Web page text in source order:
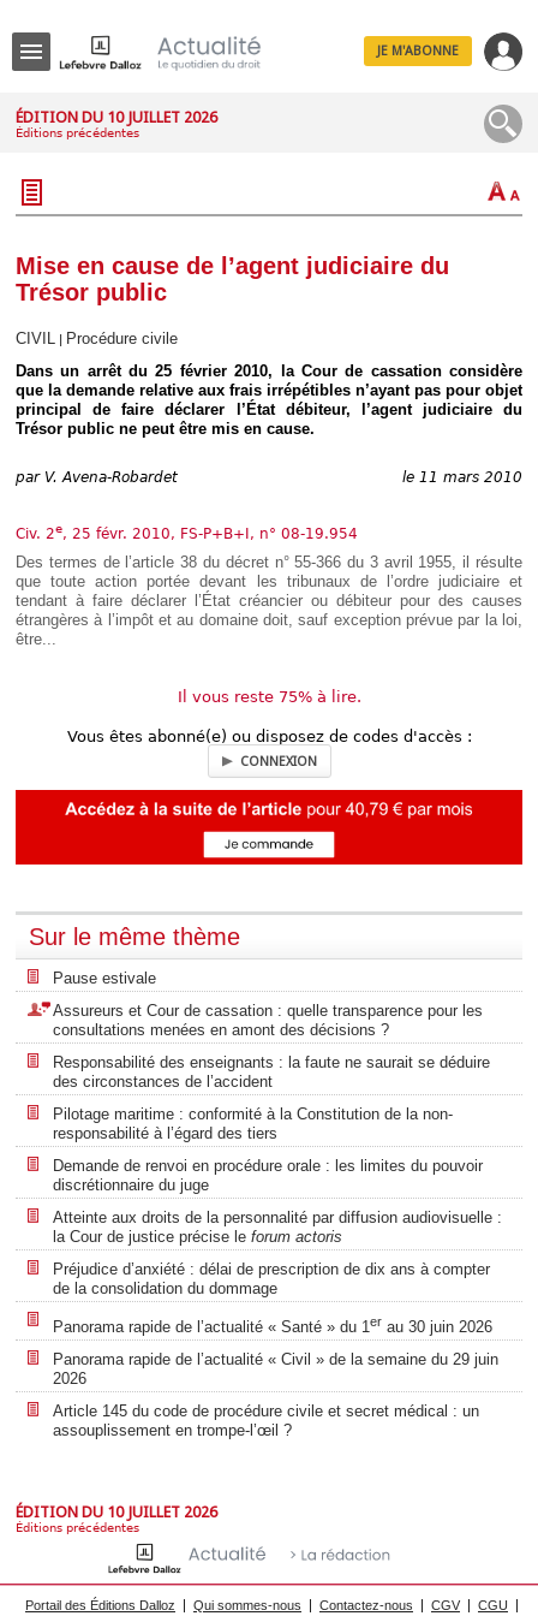
JE M'ABONNE
ÉDITION DU 10 JUILLET 2026
Éditions précédentes
Mise en cause de l’agent judiciaire du
Trésor public
CIVIL
Procédure civile
Dans un arrêt du 25 février 2010, la Cour de cassation considère
que la demande relative aux frais irrépétibles n’ayant pas pour objet
principal de faire déclarer l’État débiteur, l’agent judiciaire du
Trésor public ne peut être mis en cause.
par V. Avena-Robardet le 11 mars 2010
Civ. 2e, 25 févr. 2010, FS-P+B+I, n° 08-19.954
Des termes de l’article 38 du décret n° 55-366 du 3 avril 1955, il résulte
que toute action portée devant les tribunaux de l’ordre judiciaire et
tendant à faire déclarer l’État créancier ou débiteur pour des causes
étrangères à l’impôt et au domaine doit, sauf exception prévue par la loi,
être...
Il vous reste 75% à lire.
Vous êtes abonné(e) ou disposez de codes d'accès :
CONNEXION
Sur le même thème
Pause estivale
Assureurs et Cour de cassation : quelle transparence pour les
consultations menées en amont des décisions ?
Responsabilité des enseignants : la faute ne saurait se déduire
des circonstances de l’accident
Pilotage maritime : conformité à la Constitution de la non-
responsabilité à l’égard des tiers
Demande de renvoi en procédure orale : les limites du pouvoir
discrétionnaire du juge
Atteinte aux droits de la personnalité par diffusion audiovisuelle :
la Cour de justice précise le forum actoris
Préjudice d’anxiété : délai de prescription de dix ans à compter
de la consolidation du dommage
Panorama rapide de l’actualité « Santé » du 1 er au 30 juin 2026
Panorama rapide de l’actualité « Civil » de la semaine du 29 juin
2026
Article 145 du code de procédure civile et secret médical : un
assouplissement en trompe-l’œil ?
ÉDITION DU 10 JUILLET 2026
Éditions précédentes
Portail des Éditions Dalloz Qui sommes-nous Contactez-nous CGV CGU